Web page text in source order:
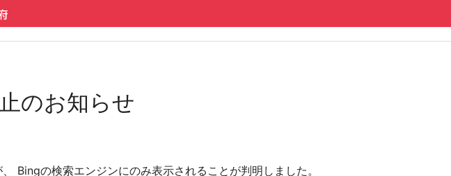
のお知らせ
Bingの検索エンジンにのみ表示されることが判明しました。